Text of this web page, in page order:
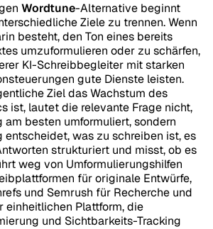
Wordtune-Alternative beginnt
Ziele zu trennen. Wenn
besteht, den Ton eines bereits
umzuformulieren oder zu schärfen,
KI-Schreibbegleiter mit starken
gute Dienste leisten.
Ziel das Wachstum des
ist, lautet die relevante Frage nicht,
besten umformuliert, sondern
entscheidet, was zu schreiben ist, es
strukturiert und misst, ob es
weg von Umformulierungshilfen
für originale Entwürfe,
und Semrush für Recherche und
einheitlichen Plattform, die
und Sichtbarkeits-Tracking